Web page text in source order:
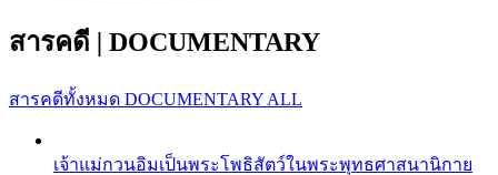
สารคดี | DOCUMENTARY
สารคดีทั้งหมด DOCUMENTARY ALL
เจ้าแม่กวนอิมเป็นพระโพธิสัตว์ในพระพุทธศาสนานิกาย